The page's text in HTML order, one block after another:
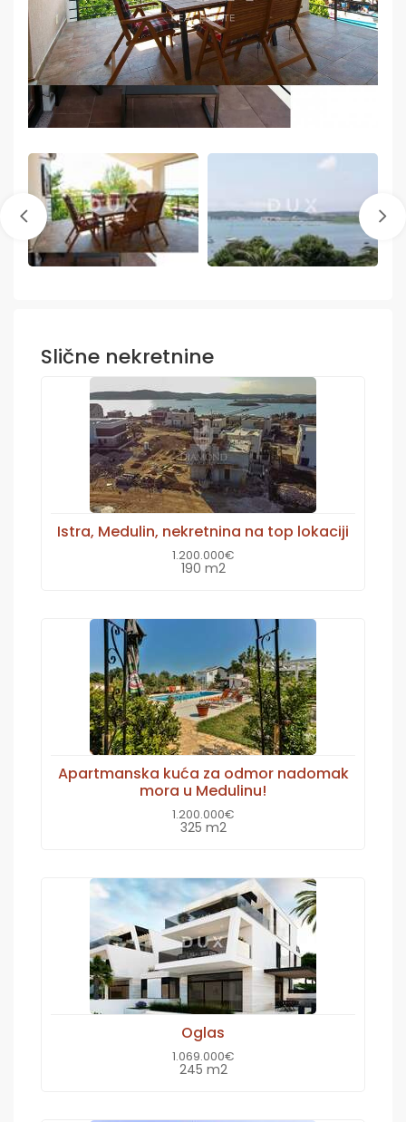
Slične nekretnine
Istra, Medulin, nekretnina na top lokaciji
1.200.000€
190 m2
Apartmanska kuća za odmor nadomak
mora u Medulinu!
1.200.000€
325 m2
Oglas
1.069.000€
245 m2